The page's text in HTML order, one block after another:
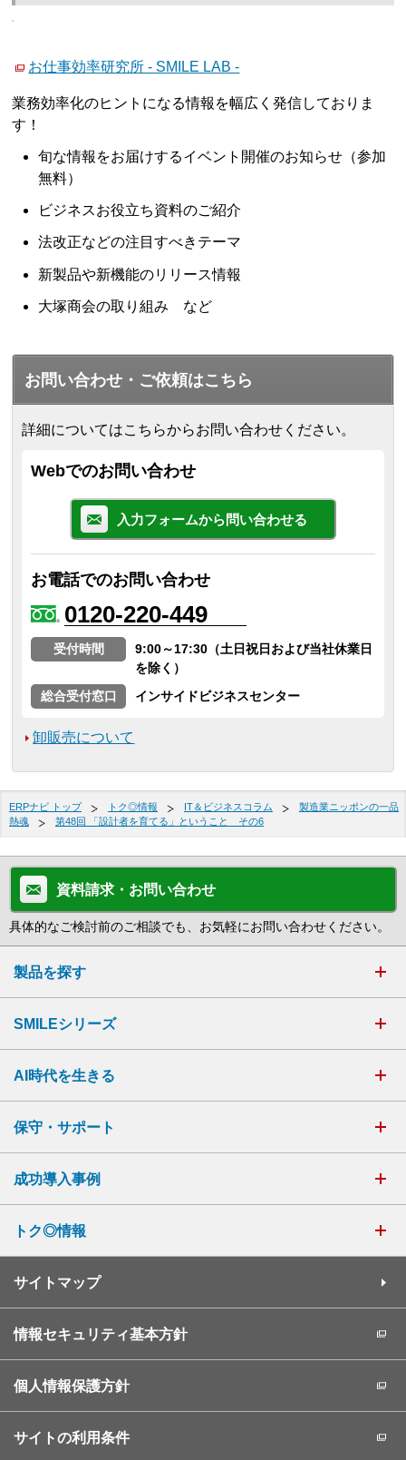
お仕事効率研究所 - SMILE LAB -
業務効率化のヒントになる情報を幅広く発信しておりま
す！
旬な情報をお届けするイベント開催のお知らせ（参加
無料）
ビジネスお役立ち資料のご紹介
法改正などの注目すべきテーマ
新製品や新機能のリリース情報
大塚商会の取り組み など
お問い合わせ・ご依頼はこちら
詳細についてはこちらからお問い合わせください。
Webでのお問い合わせ
入力フォームから問い合わせる
お電話でのお問い合わせ
0120-220-449
受付時間
9:00～17:30（土日祝日および当社休業日
を除く）
総合受付窓口
インサイドビジネスセンター
卸販売について
ERPナビ トップ トク◎情報 IT＆ビジネスコラム
製造業ニッポンの一品
熱魂
第48回 「設計者を育てる」ということ その6
資料請求・お問い合わせ
具体的なご検討前のご相談でも、お気軽にお問い合わせください。
製品を探す
SMILEシリーズ
AI時代を生きる
保守・サポート
成功導入事例
トク◎情報
サイトマップ
情報セキュリティ基本方針
個人情報保護方針
サイトの利用条件